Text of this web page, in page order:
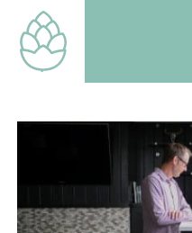
TOUT
SAVOIR
LE